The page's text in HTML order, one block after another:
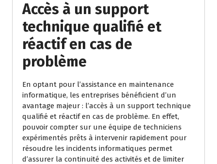
Accès à un support
technique qualifié et
réactif en cas de
problème
En optant pour l’assistance en maintenance
informatique, les entreprises bénéficient d’un
avantage majeur : l’accès à un support technique
qualifié et réactif en cas de problème. En effet,
pouvoir compter sur une équipe de techniciens
expérimentés prêts à intervenir rapidement pour
résoudre les incidents informatiques permet
d’assurer la continuité des activités et de limiter